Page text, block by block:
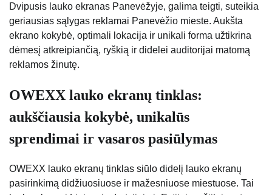
Dvipusis lauko ekranas Panevėžyje, galima teigti, suteikia
geriausias sąlygas reklamai Panevėžio mieste. Aukšta
ekrano kokybė, optimali lokacija ir unikali forma užtikrina
dėmesį atkreipiančią, ryškią ir didelei auditorijai matomą
reklamos žinutę.
OWEXX lauko ekranų tinklas:
aukščiausia kokybė, unikalūs
sprendimai ir vasaros pasiūlymas
OWEXX lauko ekranų tinklas siūlo didelį lauko ekranų
pasirinkimą didžiuosiuose ir mažesniuose miestuose. Tai